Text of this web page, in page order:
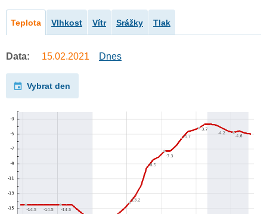
Teplota Vlhkost Vítr Srážky Tlak
Data: 15.02.2021 Dnes
Vybrat den